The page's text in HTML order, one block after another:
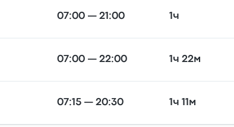
07:00 — 21:00 1ч
07:00 — 22:00 1ч 22м
07:15 — 20:30 1ч 11м